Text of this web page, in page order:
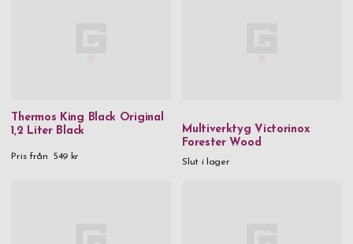
Thermos King Black Original
1,2 Liter Black
Pris från 549 kr
Multiverktyg Victorinox
Forester Wood
Slut i lager